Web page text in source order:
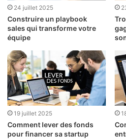
24 juillet 2025
Construire un playbook
sales qui transforme votre
équipe
19 juillet 2025
Comment lever des fonds
pour financer sa startup